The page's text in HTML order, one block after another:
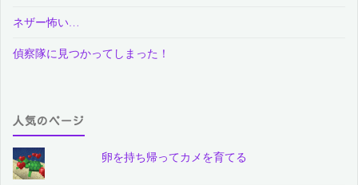
ネザー怖い…
偵察隊に見つかってしまった！
人気のページ
卵を持ち帰ってカメを育てる